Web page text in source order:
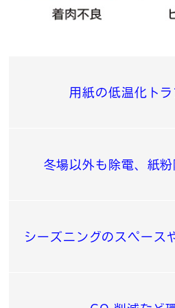
用紙の低温化ト
冬場以外も除電、紙
シーズニングのスペース